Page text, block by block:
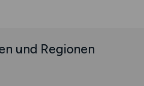
und Regionen